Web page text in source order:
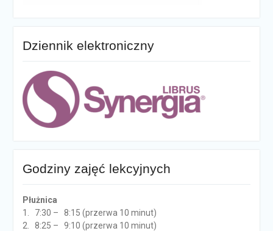
Dziennik elektroniczny
Godziny zajęć lekcyjnych
Płużnica
1. 7:30 – 8:15 (przerwa 10 minut)
2. 8:25 – 9:10 (przerwa 10 minut)